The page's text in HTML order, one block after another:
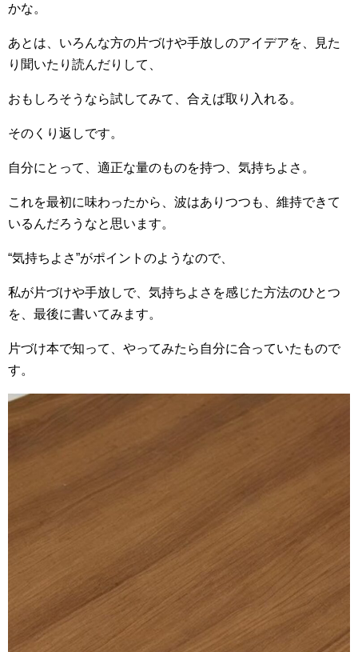
かな。
あとは、いろんな方の片づけや手放しのアイデアを、見た
り聞いたり読んだりして、
おもしろそうなら試してみて、合えば取り入れる。
そのくり返しです。
自分にとって、適正な量のものを持つ、気持ちよさ。
これを最初に味わったから、波はありつつも、維持できて
いるんだろうなと思います。
“気持ちよさ”がポイントのようなので、
私が片づけや手放しで、気持ちよさを感じた方法のひとつ
を、最後に書いてみます。
片づけ本で知って、やってみたら自分に合っていたもので
す。